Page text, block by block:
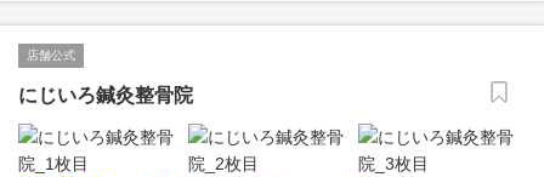
店舗公式
にじいろ鍼灸整骨院